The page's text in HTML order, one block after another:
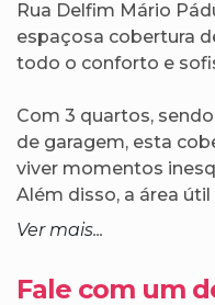
Rua Delfim Mário
espaçosa cobertura
todo o conforto e
Com 3 quartos,
de garagem, esta
viver momentos
Além disso, a área
espaços amplos e
Não perca a
Ver mais...
Fale com um